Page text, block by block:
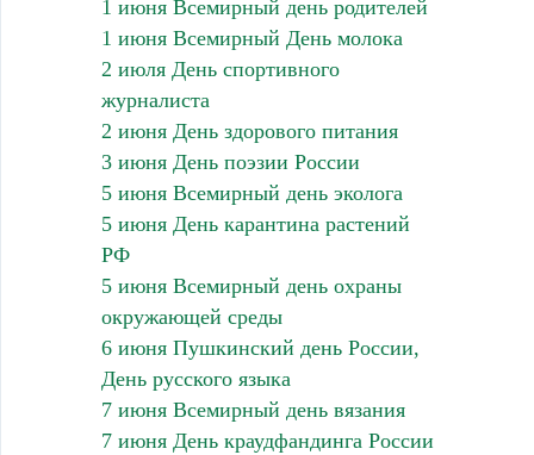
1 июня Всемирный день родителей
1 июня Всемирный День молока
2 июля День спортивного
журналиста
2 июня День здорового питания
3 июня День поэзии России
5 июня Всемирный день эколога
5 июня День карантина растений
РФ
5 июня Всемирный день охраны
окружающей среды
6 июня Пушкинский день России,
День русского языка
7 июня Всемирный день вязания
7 июня День краудфандинга России